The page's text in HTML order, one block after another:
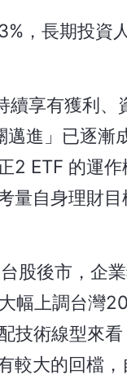
，長期投資
續享有獲利、
進」已逐漸
ETF 的運作
量自身理財
股後市，企
幅上調台灣
技術線型來
較大的回檔